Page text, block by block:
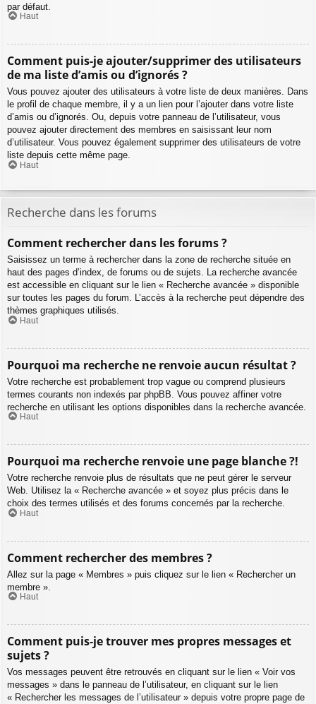
par défaut.
Haut
Comment puis-je ajouter/supprimer des utilisateurs
de ma liste d’amis ou d’ignorés ?
Vous pouvez ajouter des utilisateurs à votre liste de deux manières. Dans
le profil de chaque membre, il y a un lien pour l’ajouter dans votre liste
d’amis ou d’ignorés. Ou, depuis votre panneau de l’utilisateur, vous
pouvez ajouter directement des membres en saisissant leur nom
d’utilisateur. Vous pouvez également supprimer des utilisateurs de votre
liste depuis cette même page.
Haut
Recherche dans les forums
Comment rechercher dans les forums ?
Saisissez un terme à rechercher dans la zone de recherche située en
haut des pages d’index, de forums ou de sujets. La recherche avancée
est accessible en cliquant sur le lien « Recherche avancée » disponible
sur toutes les pages du forum. L’accès à la recherche peut dépendre des
thèmes graphiques utilisés.
Haut
Pourquoi ma recherche ne renvoie aucun résultat ?
Votre recherche est probablement trop vague ou comprend plusieurs
termes courants non indexés par phpBB. Vous pouvez affiner votre
recherche en utilisant les options disponibles dans la recherche avancée.
Haut
Pourquoi ma recherche renvoie une page blanche ?!
Votre recherche renvoie plus de résultats que ne peut gérer le serveur
Web. Utilisez la « Recherche avancée » et soyez plus précis dans le
choix des termes utilisés et des forums concernés par la recherche.
Haut
Comment rechercher des membres ?
Allez sur la page « Membres » puis cliquez sur le lien « Rechercher un
membre ».
Haut
Comment puis-je trouver mes propres messages et
sujets ?
Vos messages peuvent être retrouvés en cliquant sur le lien « Voir vos
messages » dans le panneau de l’utilisateur, en cliquant sur le lien
« Rechercher les messages de l’utilisateur » depuis votre propre page de